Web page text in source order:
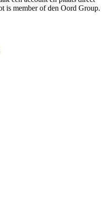
is member of den Oord Group.